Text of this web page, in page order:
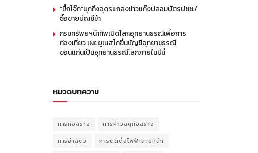
“บิ๊กโจ๊ก”บุกถึงอุดรแถลงข่าวแก๊งปลอมบัตรปชช./
ซื้อขายบัญชีม้า
กรมทรัพยฯนำทัพเปิดโลกอุทยานธรณีเพื่อการ
ท่องเที่ยว เผยยูเนสโกขึ้นบัญชีอุทยานธรณี
ขอนแก่นเป็นอุทยานธรณีโลกภายในปีนี้
หมวดบทความ
การก่อสร้าง การค้าวัสดุก่อสร้าง
การฆ่าสัตว์ การติดตั้งไฟฟ้าสายหลัก